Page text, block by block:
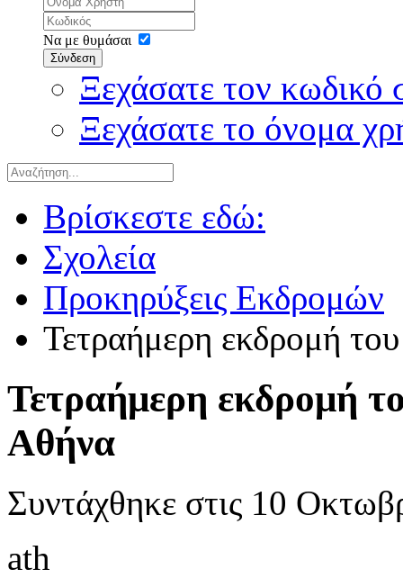
Να με θυμάσαι
Σύνδεση
Ξεχάσατε τον κωδικό
Ξεχάσατε το όνομα
Βρίσκεστε εδώ:
Σχολεία
Προκηρύξεις Εκδρομών
Τετραήμερη εκδρομή
Τετραήμερη εκδρομή
Αθήνα
Συντάχθηκε στις 10
ath